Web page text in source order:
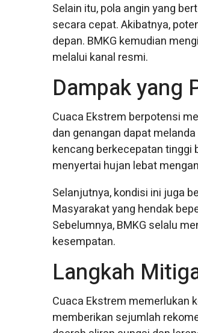
Selain itu, pola angin yang
secara cepat. Akibatnya,
depan. BMKG kemudian
melalui kanal resmi.
Dampak yang
Cuaca Ekstrem berpotensi
dan genangan dapat
kencang berkecepatan tinggi
menyertai hujan lebat
Selanjutnya, kondisi ini juga
Masyarakat yang hendak
Sebelumnya, BMKG selalu
kesempatan.
Langkah
Cuaca Ekstrem memerlukan
memberikan sejumlah